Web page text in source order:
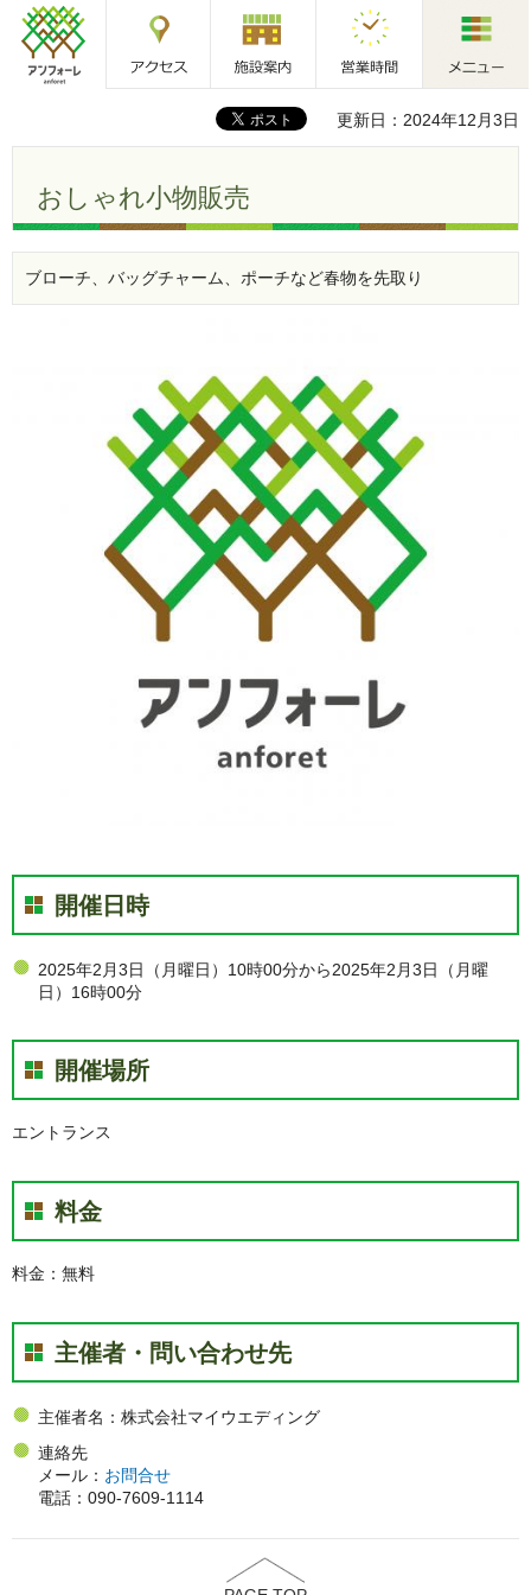
アンフォーレ 施設案内 営業時間
更新日：2024年12月3日
おしゃれ小物販売
ブローチ、バッグチャーム、ポーチなど春物を先取り
開催日時
2025年2月3日（月曜日）10時00分から2025年2月3日（月曜
日）16時00分
開催場所
エントランス
料金
料金：無料
主催者・問い合わせ先
主催者名：株式会社マイウエディング
連絡先
メール： お問合せ
電話：090-7609-1114